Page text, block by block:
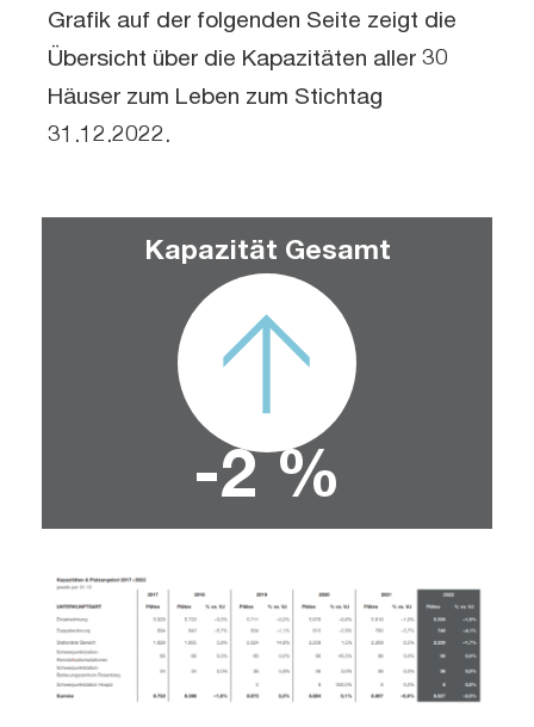
Grafik auf der folgenden Seite zeigt die
Übersicht über die Kapazitäten aller 30
Häuser zum Leben zum Stichtag
31.12.2022.
Kapazität Gesamt
-2 %